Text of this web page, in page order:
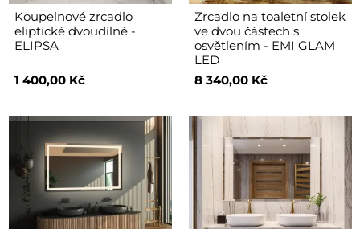
Koupelnové zrcadlo
eliptické dvoudílné -
ELIPSA
1 400,00 Kč
Zrcadlo na toaletní stolek
ve dvou částech s
osvětlením - EMI GLAM
LED
8 340,00 Kč